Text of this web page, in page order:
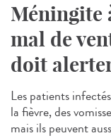
Méningite
mal de
doit
Les patients
la fièvre, des
mais ils peuvent